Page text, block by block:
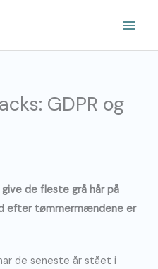
GDPR og
de fleste grå hår på
efter tømmermændene er
de seneste år stået i